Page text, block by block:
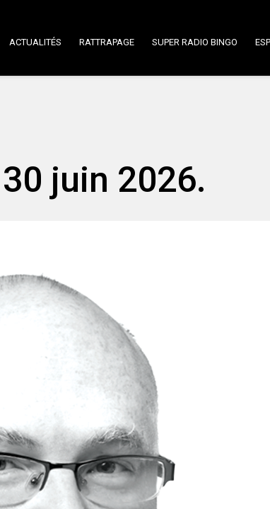
ACTUALITÉS RATTRAPAGE SUPER RADIO BINGO
juin 2026.